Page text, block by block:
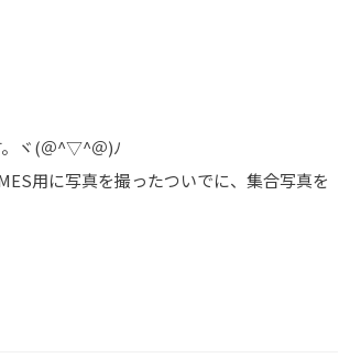
。ヾ(＠^▽^＠)ﾉ
用に写真を撮ったついでに、集合写真を